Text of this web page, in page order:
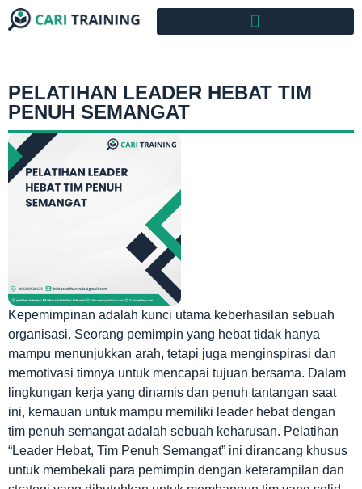
PELATIHAN LEADER HEBAT TIM
PENUH SEMANGAT
Kepemimpinan adalah kunci utama keberhasilan sebuah
organisasi. Seorang pemimpin yang hebat tidak hanya
mampu menunjukkan arah, tetapi juga menginspirasi dan
memotivasi timnya untuk mencapai tujuan bersama. Dalam
lingkungan kerja yang dinamis dan penuh tantangan saat
ini, kemauan untuk mampu memiliki leader hebat dengan
tim penuh semangat adalah sebuah keharusan. Pelatihan
“Leader Hebat, Tim Penuh Semangat” ini dirancang khusus
untuk membekali para pemimpin dengan keterampilan dan